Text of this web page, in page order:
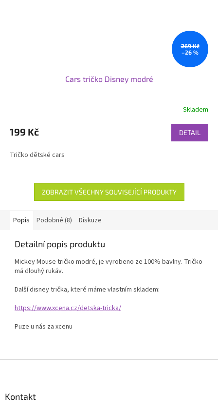
269 Kč
–26 %
Cars tričko Disney modré
Skladem
199 Kč DETAIL
Tričko dětské cars
ZOBRAZIT VŠECHNY SOUVISEJÍCÍ PRODUKTY
Popis Podobné (8) Diskuze
Detailní popis produktu
Mickey Mouse tričko modré, je vyrobeno ze 100% bavlny. Tričko
má dlouhý rukáv.
Další disney trička, které máme vlastním skladem:
https://www.xcena.cz/detska-tricka/
Puze u nás za xcenu
Kontakt